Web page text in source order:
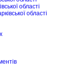
області
області